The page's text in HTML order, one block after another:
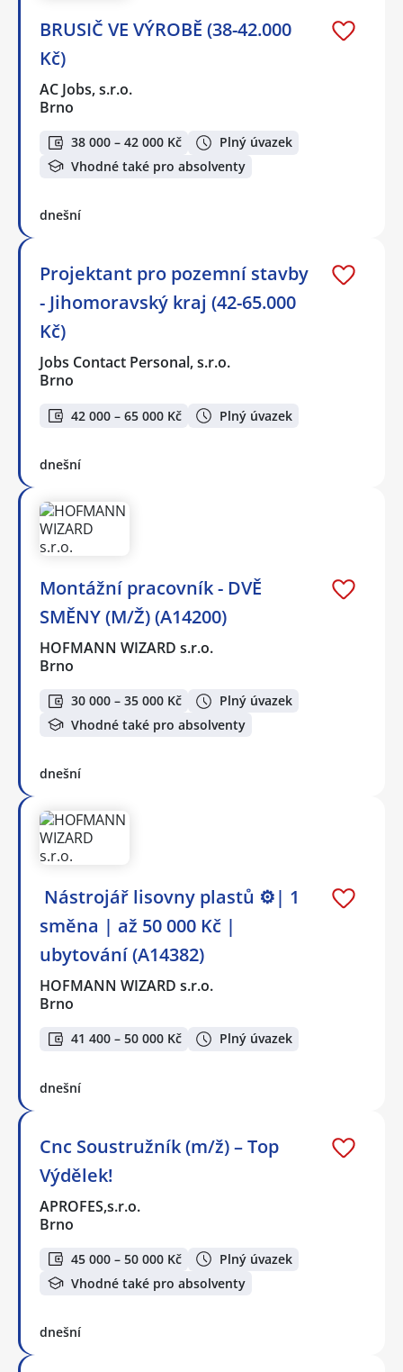
BRUSIČ VE VÝROBĚ (38-42.000
Kč)
AC Jobs, s.r.o.
Brno
38 000 – 42 000 Kč
Plný úvazek
Vhodné také pro absolventy
dnešní
Projektant pro pozemní stavby
- Jihomoravský kraj (42-65.000
Kč)
Jobs Contact Personal, s.r.o.
Brno
42 000 – 65 000 Kč Plný úvazek
dnešní
Montážní pracovník - DVĚ
SMĚNY (M/Ž) (A14200)
HOFMANN WIZARD s.r.o.
Brno
30 000 – 35 000 Kč
Plný úvazek
Vhodné také pro absolventy
dnešní
️ Nástrojář lisovny plastů ⚙️| 1
směna | až 50 000 Kč |
ubytování (A14382)
HOFMANN WIZARD s.r.o.
Brno
41 400 – 50 000 Kč Plný úvazek
dnešní
Cnc Soustružník (m/ž) – Top
Výdělek!
APROFES,s.r.o.
Brno
45 000 – 50 000 Kč
Plný úvazek
Vhodné také pro absolventy
dnešní